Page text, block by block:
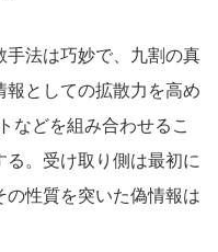
手法は巧妙で、九割の真
としての拡散力を高め
などを組み合わせるこ
。受け取り側は最初に
性質を突いた偽情報は